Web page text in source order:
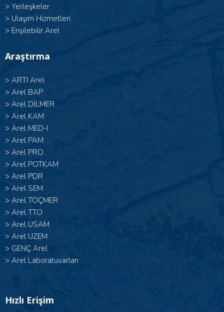
> Yerleşkeler
> Ulaşım Hizmetleri
> Erişilebilir Arel
Araştırma
> ARTI Arel
> Arel BAP
> Arel DİLMER
> Arel KAM
> Arel MED-I
> Arel PAM
> Arel PRO
> Arel POTKAM
> Arel PDR
> Arel SEM
> Arel TOÇMER
> Arel TTO
> Arel USAM
> Arel UZEM
> GENÇ Arel
> Arel Laboratuvarları
Hızlı Erişim